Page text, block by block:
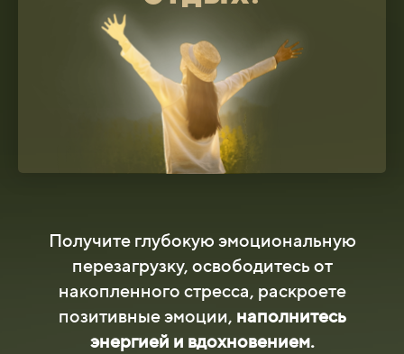
Получите глубокую эмоциональную
перезагрузку, освободитесь от
накопленного стресса, раскроете
позитивные эмоции, наполнитесь
энергией и вдохновением.